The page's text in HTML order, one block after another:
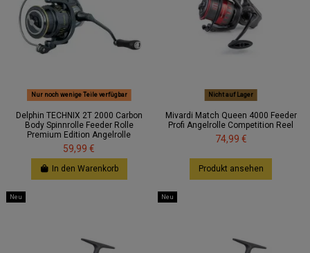
Nur noch wenige Teile verfügbar
Delphin TECHNIX 2T 2000 Carbon
Body Spinnrolle Feeder Rolle
Premium Edition Angelrolle
59,99 €
In den Warenkorb
Nicht auf Lager
Mivardi Match Queen 4000 Feeder
Profi Angelrolle Competition Reel
74,99 €
Produkt ansehen
Neu Neu